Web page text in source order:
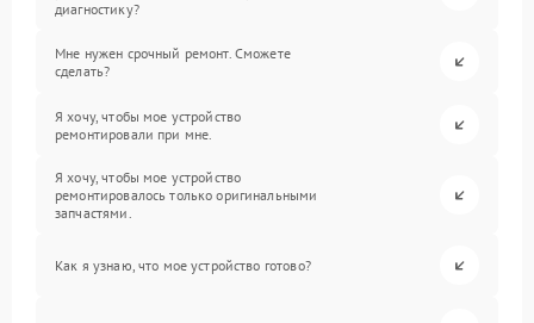
диагностику?
Мне нужен срочный ремонт. Сможете
сделать?
Я хочу, чтобы мое устройство
ремонтировали при мне.
Я хочу, чтобы мое устройство
ремонтировалось только оригинальными
запчастями.
Как я узнаю, что мое устройство готово?